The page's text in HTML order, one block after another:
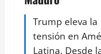
Trump eleva la
tensión en
Latina. Desde